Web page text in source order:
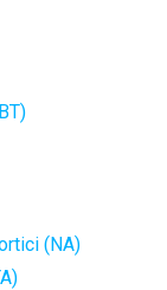
(NA)